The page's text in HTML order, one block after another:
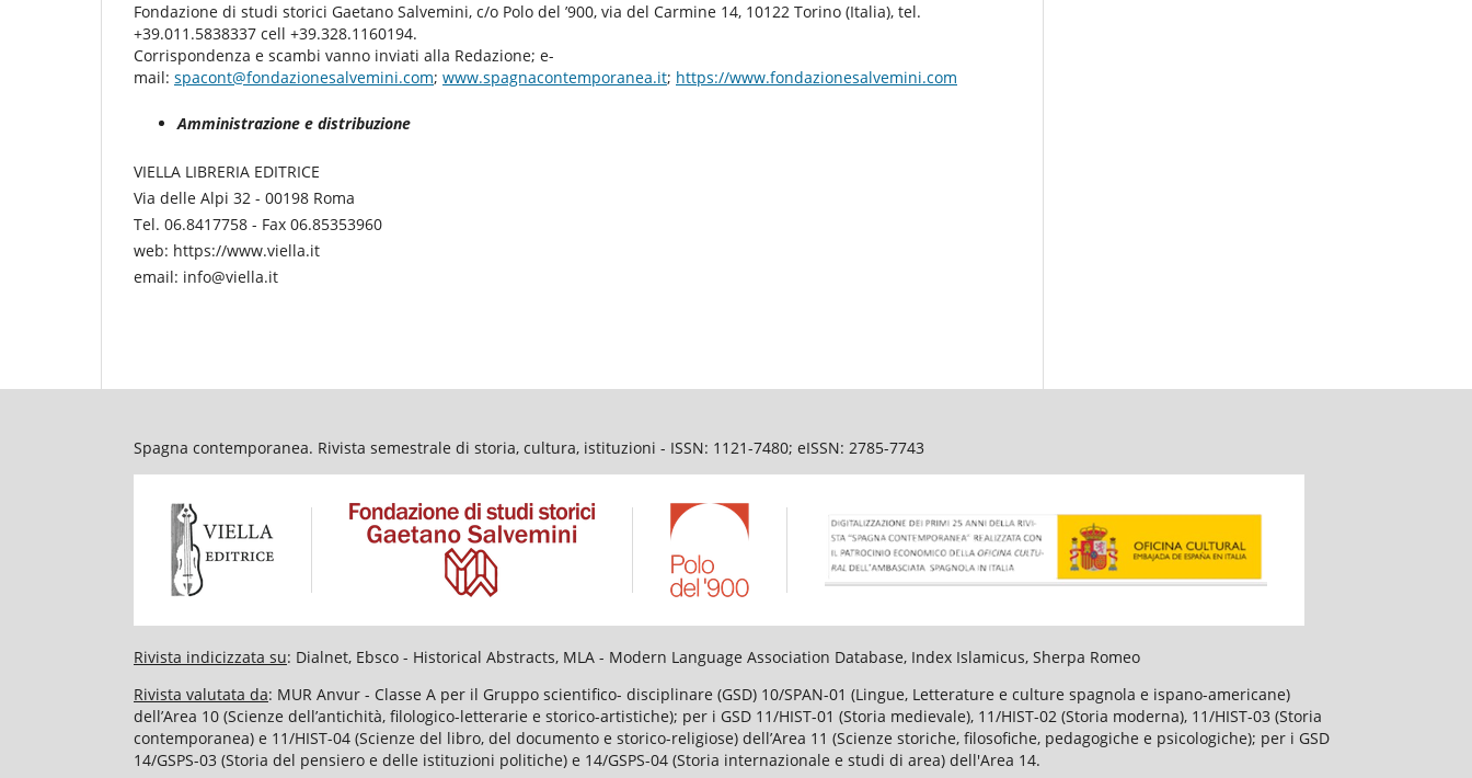
Fondazione di studi storici Gaetano Salvemini, c/o Polo del ’900, via del Carmine 14, 10122 Torino (Italia), tel.
+39.011.5838337 cell +39.328.1160194.
Corrispondenza e scambi vanno inviati alla Redazione; e-
mail: spacont@fondazionesalvemini.com; www.spagnacontemporanea.it; https://www.fondazionesalvemini.com
Amministrazione e distribuzione
VIELLA LIBRERIA EDITRICE
Via delle Alpi 32 - 00198 Roma
Tel. 06.8417758 - Fax 06.85353960
web: https://www.viella.it
email: info@viella.it
Spagna contemporanea. Rivista semestrale di storia, cultura, istituzioni - ISSN: 1121-7480; eISSN: 2785-7743
Rivista indicizzata su: Dialnet, Ebsco - Historical Abstracts, MLA - Modern Language Association Database, Index Islamicus, Sherpa Romeo
Rivista valutata da: MUR Anvur - Classe A per il Gruppo scientifico- disciplinare (GSD) 10/SPAN-01 (Lingue, Letterature e culture spagnola e ispano-americane)
dell’Area 10 (Scienze dell’antichità, filologico-letterarie e storico-artistiche); per i GSD 11/HIST-01 (Storia medievale), 11/HIST-02 (Storia moderna), 11/HIST-03 (Storia
contemporanea) e 11/HIST-04 (Scienze del libro, del documento e storico-religiose) dell’Area 11 (Scienze storiche, filosofiche, pedagogiche e psicologiche); per i GSD
14/GSPS-03 (Storia del pensiero e delle istituzioni politiche) e 14/GSPS-04 (Storia internazionale e studi di area) dell'Area 14.